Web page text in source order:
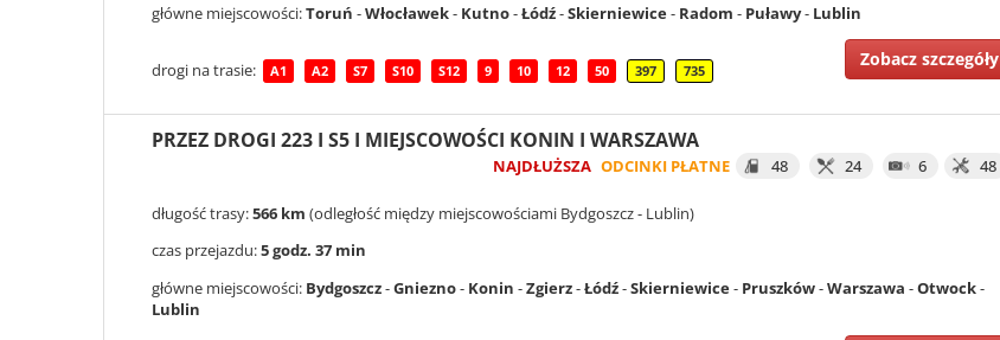
główne miejscowości:Toruń -Włocławek- Kutno-Łódź-Skierniewice- Radom - Puławy- Lublin
drogi na trasie: A1 A2 S7 S10 S12 9 10 12 50 397 735
Zobacz szczegóły
PRZEZ DROGI 223 I S5 I MIEJSCOWOŚCI KONIN I WARSZAWA
NAJDŁUŻSZA ODCINKI PŁATNE 48 24 6 48
długość trasy:566 km (odległość między miejscowościami Bydgoszcz - Lublin)
czas przejazdu:5 godz. 37 min
główne miejscowości: Bydgoszcz-Gniezno- Konin -Zgierz-Łódź-Skierniewice- Pruszków-Warszawa -Otwock-
Lublin